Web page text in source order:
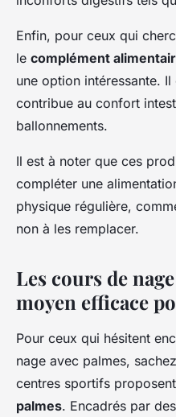
Enfin, pour ceux qui
le complément
une option intéressante.
contribue au confort
ballonnements.
Il est à noter que ces
compléter une
physique régulière,
non à les remplacer.
Les cours de
moyen efficace
Pour ceux qui hésitent
nage avec palmes,
centres sportifs
palmes. Encadrés par